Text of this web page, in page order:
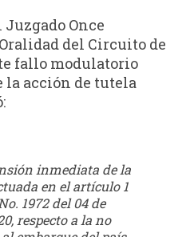
Juzgado Once
del Circuito de
fallo modulatorio
la acción de tutela
inmediata de la
en el artículo 1
1972 del 04 de
respecto a la no